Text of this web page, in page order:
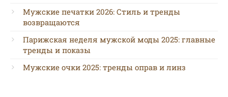
Мужские печатки 2026: Стиль и тренды
возвращаются
Парижская неделя мужской моды 2025: главные
тренды и показы
Мужские очки 2025: тренды оправ и линз